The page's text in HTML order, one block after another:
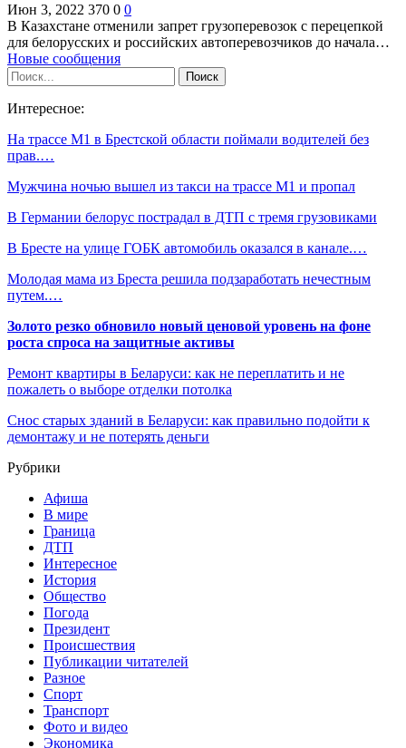
Июн 3, 2022 370 0 0
В Казахстане отменили запрет грузоперевозок с перецепкой
для белорусских и российских автоперевозчиков до начала…
Новые сообщения
Интересное:
На трассе М1 в Брестской области поймали водителей без
прав.…
Мужчина ночью вышел из такси на трассе М1 и пропал
В Германии белорус пострадал в ДТП с тремя грузовиками
В Бресте на улице ГОБК автомобиль оказался в канале.…
Молодая мама из Бреста решила подзаработать нечестным
путем.…
Золото резко обновило новый ценовой уровень на фоне
роста спроса на защитные активы
Ремонт квартиры в Беларуси: как не переплатить и не
пожалеть о выборе отделки потолка
Снос старых зданий в Беларуси: как правильно подойти к
демонтажу и не потерять деньги
Рубрики
Афиша
В мире
Граница
ДТП
Интересное
История
Общество
Погода
Президент
Происшествия
Публикации читателей
Разное
Спорт
Транспорт
Фото и видео
Экономика